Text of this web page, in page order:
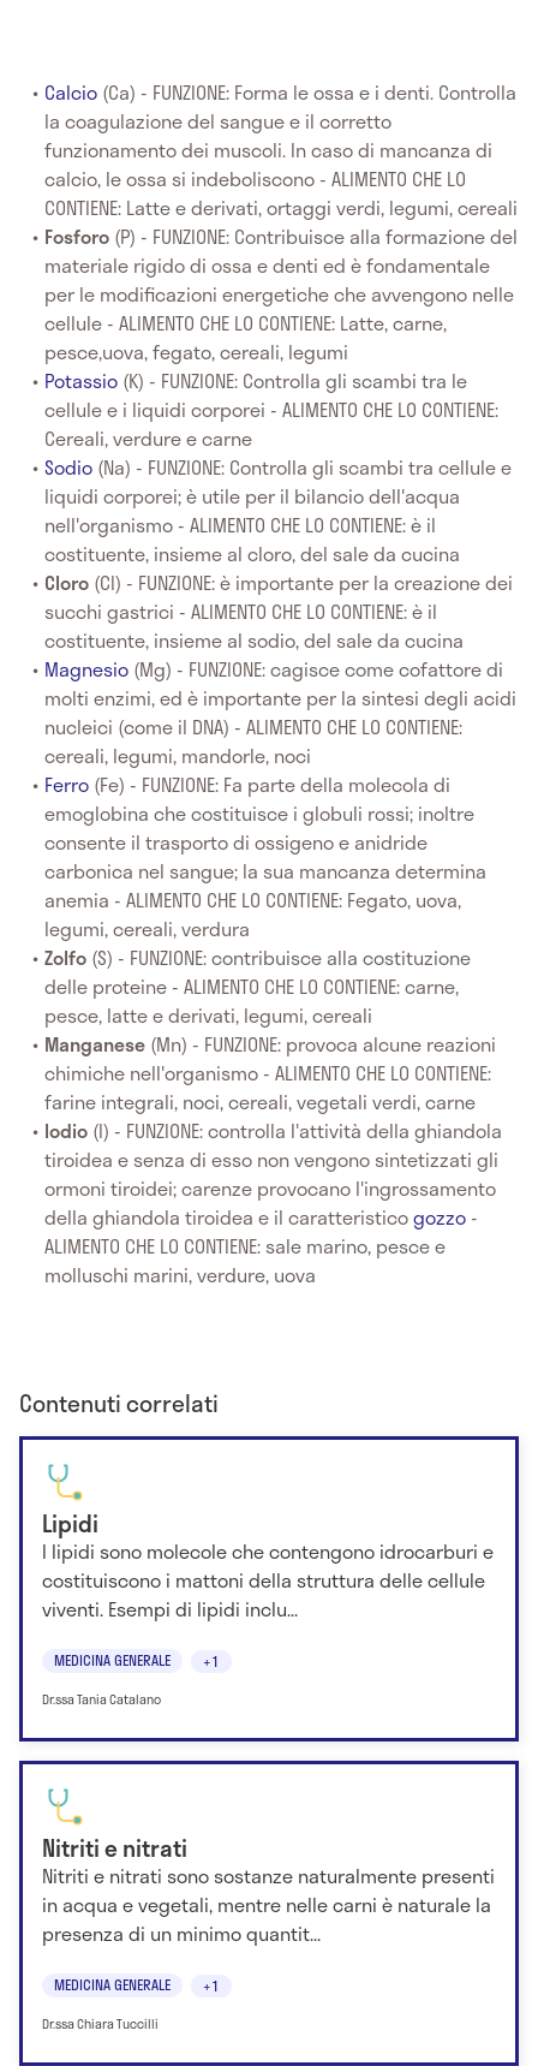
Calcio (Ca) - FUNZIONE: Forma le ossa e i denti. Controlla
la coagulazione del sangue e il corretto
funzionamento dei muscoli. In caso di mancanza di
calcio, le ossa si indeboliscono - ALIMENTO CHE LO
CONTIENE: Latte e derivati, ortaggi verdi, legumi, cereali
Fosforo (P) - FUNZIONE: Contribuisce alla formazione del
materiale rigido di ossa e denti ed è fondamentale
per le modificazioni energetiche che avvengono nelle
cellule - ALIMENTO CHE LO CONTIENE: Latte, carne,
pesce,uova, fegato, cereali, legumi
Potassio (K) - FUNZIONE: Controlla gli scambi tra le
cellule e i liquidi corporei - ALIMENTO CHE LO CONTIENE:
Cereali, verdure e carne
Sodio (Na) - FUNZIONE: Controlla gli scambi tra cellule e
liquidi corporei; è utile per il bilancio dell'acqua
nell'organismo - ALIMENTO CHE LO CONTIENE: è il
costituente, insieme al cloro, del sale da cucina
Cloro (Cl) - FUNZIONE: è importante per la creazione dei
succhi gastrici - ALIMENTO CHE LO CONTIENE: è il
costituente, insieme al sodio, del sale da cucina
Magnesio (Mg) - FUNZIONE: cagisce come cofattore di
molti enzimi, ed è importante per la sintesi degli acidi
nucleici (come il DNA) - ALIMENTO CHE LO CONTIENE:
cereali, legumi, mandorle, noci
Ferro (Fe) - FUNZIONE: Fa parte della molecola di
emoglobina che costituisce i globuli rossi; inoltre
consente il trasporto di ossigeno e anidride
carbonica nel sangue; la sua mancanza determina
anemia - ALIMENTO CHE LO CONTIENE: Fegato, uova,
legumi, cereali, verdura
Zolfo (S) - FUNZIONE: contribuisce alla costituzione
delle proteine - ALIMENTO CHE LO CONTIENE: carne,
pesce, latte e derivati, legumi, cereali
Manganese (Mn) - FUNZIONE: provoca alcune reazioni
chimiche nell'organismo - ALIMENTO CHE LO CONTIENE:
farine integrali, noci, cereali, vegetali verdi, carne
Iodio (I) - FUNZIONE: controlla l'attività della ghiandola
tiroidea e senza di esso non vengono sintetizzati gli
ormoni tiroidei; carenze provocano l'ingrossamento
della ghiandola tiroidea e il caratteristicogozzo -
ALIMENTO CHE LO CONTIENE: sale marino, pesce e
molluschi marini, verdure, uova
Contenuti correlati
Lipidi
I lipidi sono molecole che contengono idrocarburi e
costituiscono i mattoni della struttura delle cellule
viventi. Esempi di lipidi inclu...
MEDICINA GENERALE +1
Dr.ssa Tania Catalano
Nitriti e nitrati
Nitriti e nitrati sono sostanze naturalmente presenti
in acqua e vegetali, mentre nelle carni è naturale la
presenza di un minimo quantit...
MEDICINA GENERALE +1
Dr.ssa Chiara Tuccilli